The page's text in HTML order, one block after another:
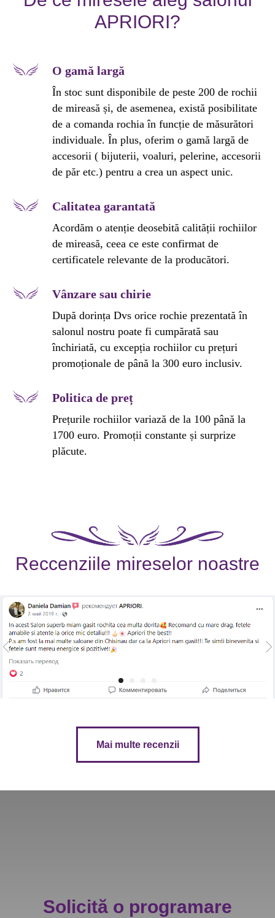
APRIORI?
O gamă largă
În stoc sunt disponibile de peste 200 de rochii
de mireasă și, de asemenea, există posibilitate
de a comanda rochia în funcție de măsurători
individuale. În plus, oferim o gamă largă de
accesorii ( bijuterii, voaluri, pelerine, accesorii
de păr etc.) pentru a crea un aspect unic.
Calitatea garantată
Acordăm o atenție deosebită calității rochiilor
de mireasă, ceea ce este confirmat de
certificatele relevante de la producători.
Vânzare sau chirie
După dorința Dvs orice rochie prezentată în
salonul nostru poate fi cumpărată sau
închiriată, cu excepția rochiilor cu prețuri
promoționale de până la 300 euro inclusiv.
Politica de preț
Prețurile rochiilor variază de la 100 până la
1700 euro. Promoții constante și surprize
plăcute.
Reccenziile mireselor noastre
Mai multe recenzii
Solicită o programare